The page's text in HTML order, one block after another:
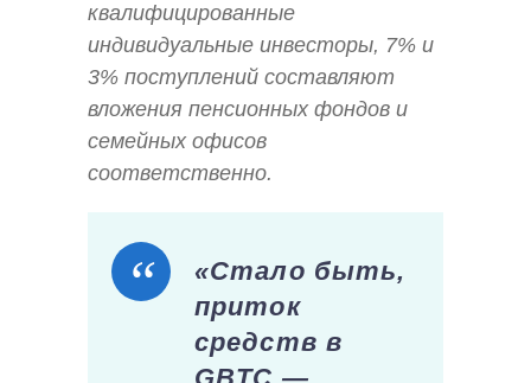
квалифицированные
индивидуальные инвесторы, 7% и
3% поступлений составляют
вложения пенсионных фондов и
семейных офисов
соответственно.
«Стало быть,
приток
средств в